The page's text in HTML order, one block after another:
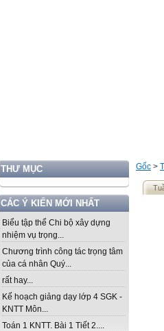
THƯ MỤC
CÁC Ý KIẾN MỚI NHẤT
Biểu tập thể Chi bộ xây dựng
nhiệm vụ trọng...
Chương trình công tác trọng tâm
của cá nhân Quý...
rất hay...
Kế hoạch giảng dạy lớp 4 SGK -
KNTT Môn...
Toán 1 KNTT. Bài 1 Tiết 2....
Gốc >